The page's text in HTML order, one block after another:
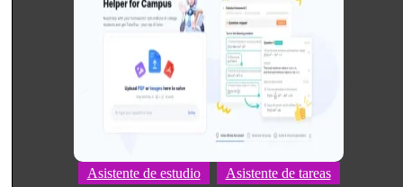
Asistente de estudio Asistente de tareas